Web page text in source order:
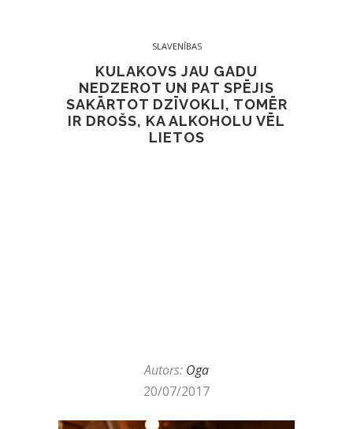
SLAVENĪBAS
KULAKOVS JAU GADU
NEDZEROT UN PAT SPĒJIS
SAKĀRTOT DZĪVOKLI, TOMĒR
IR DROŠS, KA ALKOHOLU VĒL
LIETOS
Autors: Oga
20/07/2017